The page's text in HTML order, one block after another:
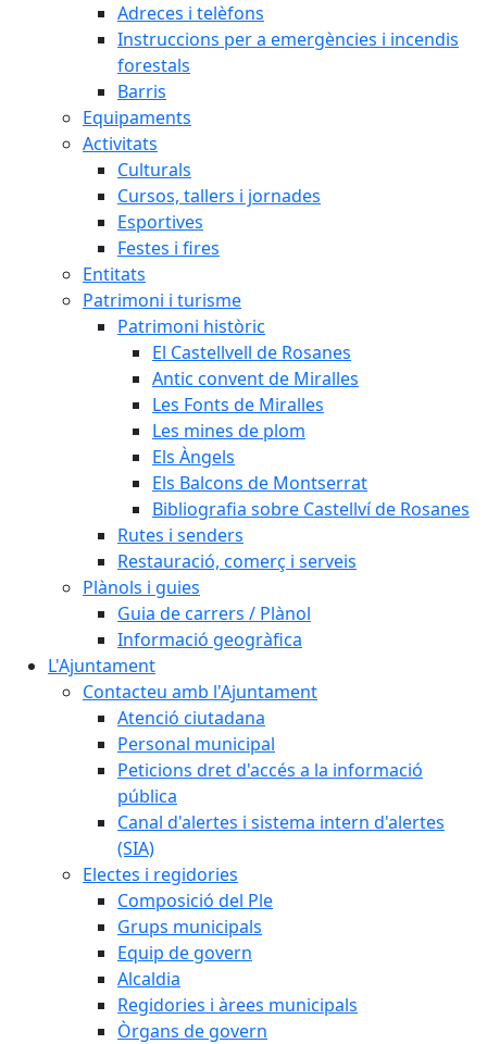
Adreces i telèfons
Instruccions per a emergències i incendis
forestals
Barris
Equipaments
Activitats
Culturals
Cursos, tallers i jornades
Esportives
Festes i fires
Entitats
Patrimoni i turisme
Patrimoni històric
El Castellvell de Rosanes
Antic convent de Miralles
Les Fonts de Miralles
Les mines de plom
Els Àngels
Els Balcons de Montserrat
Bibliografia sobre Castellví de Rosanes
Rutes i senders
Restauració, comerç i serveis
Plànols i guies
Guia de carrers / Plànol
Informació geogràfica
L'Ajuntament
Contacteu amb l'Ajuntament
Atenció ciutadana
Personal municipal
Peticions dret d'accés a la informació
pública
Canal d'alertes i sistema intern d'alertes
(SIA)
Electes i regidories
Composició del Ple
Grups municipals
Equip de govern
Alcaldia
Regidories i àrees municipals
Òrgans de govern